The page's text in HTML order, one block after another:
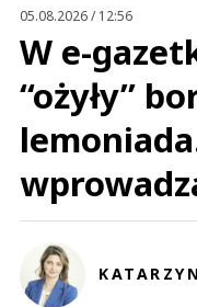
05.08.2026 / 12:56
W e-
“ożyły”